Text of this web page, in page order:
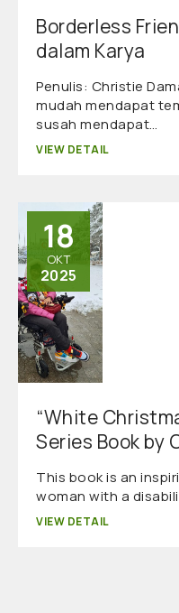
Borderless
dalam Karya
Penulis: Christie
mudah mendapat
susah mendapat…
VIEW DETAIL
18
OKT
2025
“White
Series Book by
This book is an
woman with a
VIEW DETAIL